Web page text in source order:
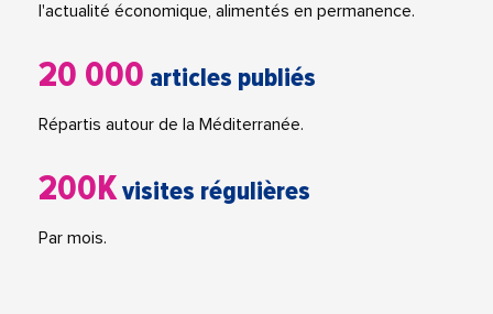
l'actualité économique, alimentés en permanence.
20 000 articles publiés
Répartis autour de la Méditerranée.
200Kvisites régulières
Par mois.